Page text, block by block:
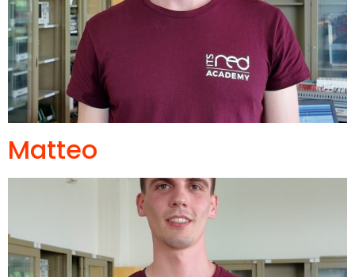
Matteo